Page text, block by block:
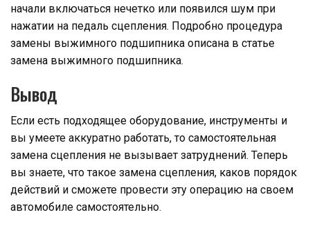
начали включаться нечетко или появился шум при
нажатии на педаль сцепления. Подробно процедура
замены выжимного подшипника описана в статье
замена выжимного подшипника.
Вывод
Если есть подходящее оборудование, инструменты и
вы умеете аккуратно работать, то самостоятельная
замена сцепления не вызывает затруднений. Теперь
вы знаете, что такое замена сцепления, каков порядок
действий и сможете провести эту операцию на своем
автомобиле самостоятельно.